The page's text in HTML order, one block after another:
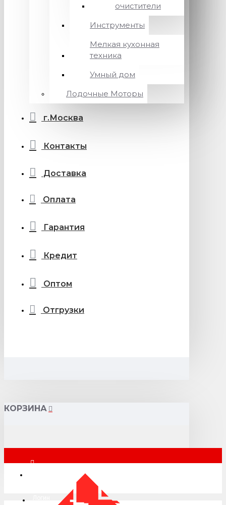
очистители
Инструменты
Мелкая кухонная
техника
Умный дом
Лодочные Моторы
г.Москва
Контакты
Доставка
Оплата
Гарантия
Кредит
Оптом
Отгрузки
КОРЗИНА